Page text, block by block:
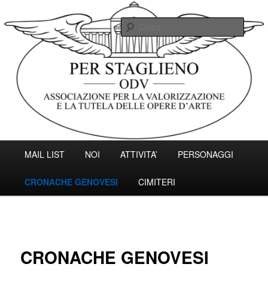
al
contenuto
principale
Associazione Per Staglieno ODV –
Genova
Associazione per la valorizzazione e la tutela delle opere d'arte.
MenuMAIL LIST NOI ATTIVITA’ PERSONAGGI
CRONACHE GENOVESI CIMITERI
CRONACHE GENOVESI